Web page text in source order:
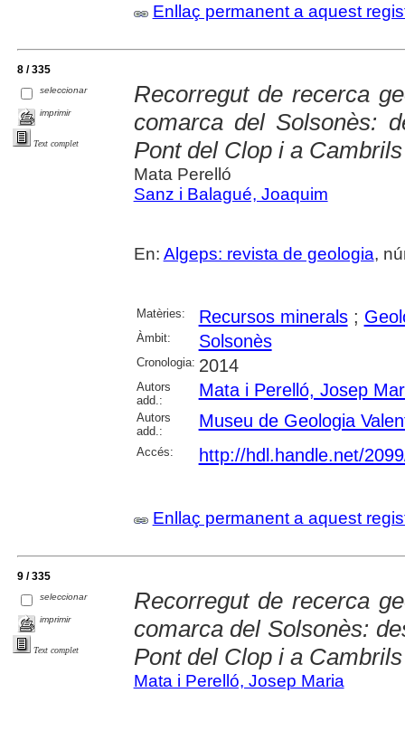
Enllaç permanent a aquest
8 / 335
seleccionar
imprimir
Text complet
Recorregut de recerca
comarca del Solsonès:
Pont del Clop i a Cambrils
Mata Perelló
Sanz i Balagué, Joaquim
En: Algeps: revista de geologia,
Matèries: Recursos minerals;
Àmbit: Solsonès
Cronologia: 2014
Autors
add.:
Mata i Perelló, Josep
Autors
add.:
Museu de Geologia
Accés: http://hdl.handle.net/
Enllaç permanent a aquest
9 / 335
seleccionar
imprimir
Text complet
Recorregut de recerca
comarca del Solsonès:
Pont del Clop i a Cambrils
Mata i Perelló, Josep Maria